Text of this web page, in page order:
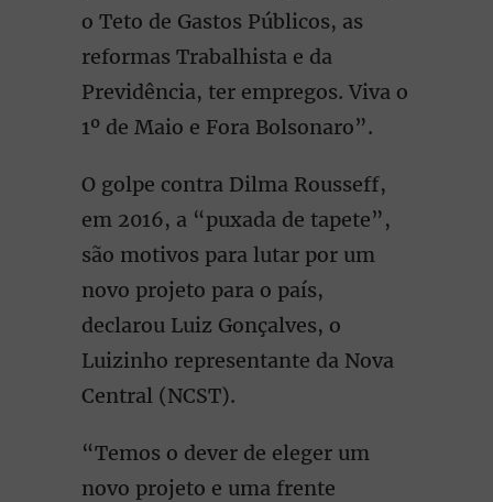
o Teto de Gastos Públicos, as
reformas Trabalhista e da
Previdência, ter empregos. Viva o
1º de Maio e Fora Bolsonaro”.
O golpe contra Dilma Rousseff,
em 2016, a “puxada de tapete”,
são motivos para lutar por um
novo projeto para o país,
declarou Luiz Gonçalves, o
Luizinho representante da Nova
Central (NCST).
“Temos o dever de eleger um
novo projeto e uma frente